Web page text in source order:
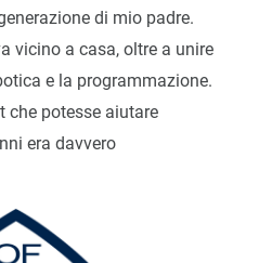
di mio padre.
vicino a casa, oltre a unire
e la programmazione.
che potesse aiutare
era davvero